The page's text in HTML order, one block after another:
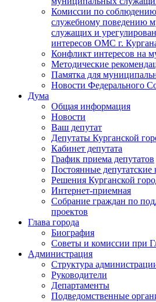
Комиссии по
служебному поведению
служащих и
интересов ОМС г.
Конфликт интересов на
Методические
Памятка для
Новости Федерального
Дума
Общая информация
Новости
Ваш депутат
Депутаты Курганской
Кабинет депутата
График приема депутатов
Постоянные депутатские
Решения Курганской
Интернет-приемная
Собрание граждан по
проектов
Глава города
Биография
Советы и комиссии при
Администрация
Структура
Руководители
Департаменты
Подведомственные